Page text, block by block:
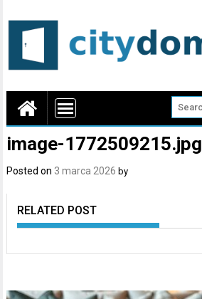
image-1772509215.jpg
Posted on 3 marca 2026 by
RELATED POST